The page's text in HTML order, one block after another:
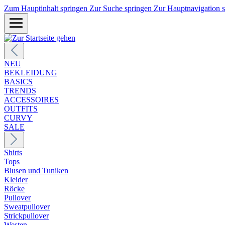
Zum Hauptinhalt springen Zur Suche springen Zur Hauptnavigation
NEU
BEKLEIDUNG
BASICS
TRENDS
ACCESSOIRES
OUTFITS
CURVY
SALE
Shirts
Tops
Blusen und Tuniken
Kleider
Röcke
Pullover
Sweatpullover
Strickpullover